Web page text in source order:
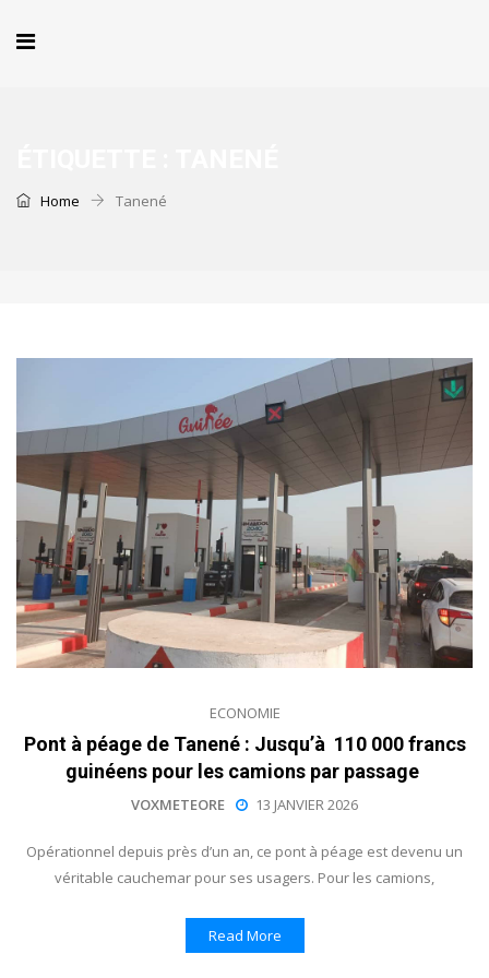
Home Tanené
ECONOMIE
Pont à péage de Tanené : Jusqu’à 110 000 francs
guinéens pour les camions par passage
VOXMETEORE 13 JANVIER 2026
Opérationnel depuis près d’un an, ce pont à péage est devenu un
véritable cauchemar pour ses usagers. Pour les camions,
Read More